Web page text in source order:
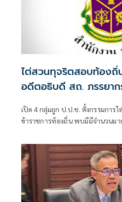
ไต่สวนทุจริตสอบท้อง
อดีตอธิบดี สถ. ภรรยาก
เปิด 4 กลุ่มถูก ป.ป.ช. ตั้งกรรมการ
ข้าราชการท้องถิ่น พบมีมีจำนวนมา
อธิบดีคือ 1.ร.ต.ท.ภพชนก ชลานุเ
กรมส่งเสริมการปกครองท้องถิ่น วั